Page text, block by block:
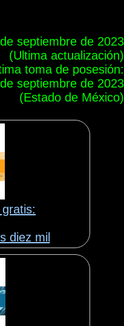
septiembre de 2023
(Ultima actualización)
toma de posesión:
septiembre de 2023
(Estado de México)
diez mil